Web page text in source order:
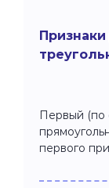
Первый (по
первого